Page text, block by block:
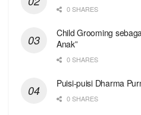
0 SHARES
Child Grooming
Anak”
0 SHARES
Puisi-puisi Dharma
0 SHARES